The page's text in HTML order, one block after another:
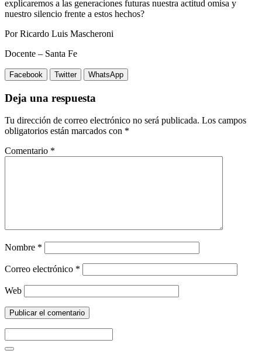
explicaremos a las generaciones futuras nuestra actitud omisa y
nuestro silencio frente a estos hechos?
Por Ricardo Luis Mascheroni
Docente – Santa Fe
Facebook Twitter WhatsApp
Deja una respuesta
Tu dirección de correo electrónico no será publicada. Los campos
obligatorios están marcados con *
Comentario *
Nombre *
Correo electrónico *
Web